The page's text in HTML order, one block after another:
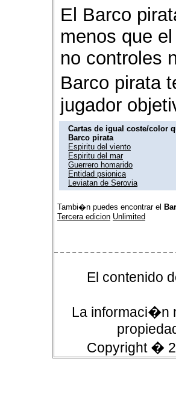
El Barco
menos que
no controles
Barco pirata
jugador
Cartas de igual coste/color
Barco pirata
Espiritu del viento
Espiritu del mar
Guerrero homarido
Entidad psionica
Leviatan de Serovia
Tambi�n puedes encontrar el
Tercera edicion Unlimited
El contenido
La informaci�n
Copyright �